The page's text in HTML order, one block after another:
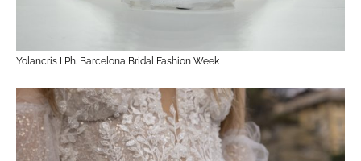
Yolancris I Ph. Barcelona Bridal Fashion Week